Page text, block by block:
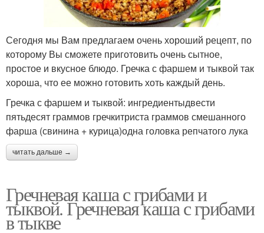
Сегодня мы Вам предлагаем очень хороший рецепт, по
которому Вы сможете приготовить очень сытное,
простое и вкусное блюдо. Гречка с фаршем и тыквой так
хороша, что ее можно готовить хоть каждый день.
Гречка с фаршем и тыквой: ингредиентыдвести
пятьдесят граммов гречкитриста граммов смешанного
фарша (свинина + курица)одна головка репчатого лука
читать дальше →
Гречневая каша с грибами и
тыквой. Гречневая каша с грибами
в тыкве